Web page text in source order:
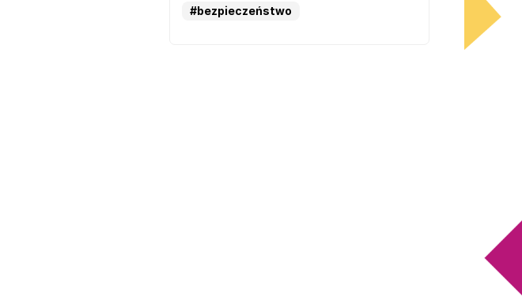
#bezpieczeństwo